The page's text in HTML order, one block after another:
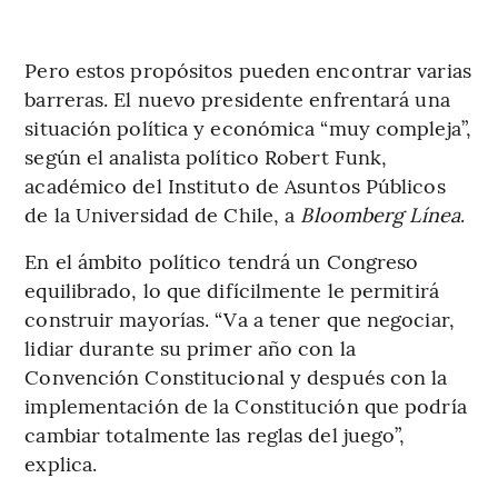
Pero estos propósitos pueden encontrar varias
barreras. El nuevo presidente enfrentará una
situación política y económica “muy compleja”,
según el analista político Robert Funk,
académico del Instituto de Asuntos Públicos
de la Universidad de Chile, a Bloomberg Línea.
En el ámbito político tendrá un Congreso
equilibrado, lo que difícilmente le permitirá
construir mayorías. “Va a tener que negociar,
lidiar durante su primer año con la
Convención Constitucional y después con la
implementación de la Constitución que podría
cambiar totalmente las reglas del juego”,
explica.